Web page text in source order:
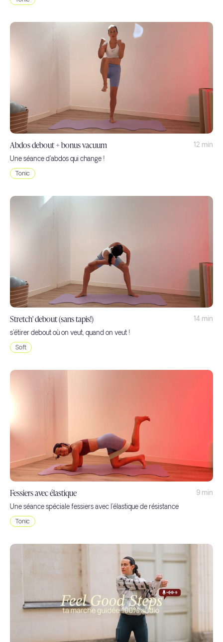
Abdos debout + bonus vacuum
12 min
Une séance d'abdos qui change !
Tonic
Stretch' debout (sans tapis!)
14 min
s'étirer debout où on veut, quand on veut !
Soft
Fessiers avec élastique
9 min
Une séance spéciale fessiers avec l'élastique de résistance
Tonic